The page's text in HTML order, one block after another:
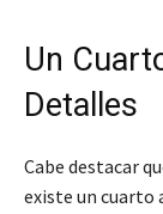
Un
Detalles
Cabe destacar
existe un cuarto